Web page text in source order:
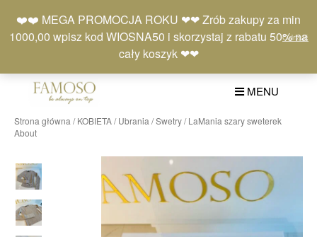
❤️❤️ MEGA PROMOCJA ROKU ❤❤ Zrób zakupy za min
1000,00 wpisz kod WIOSNA50 i skorzystaj z rabatu 50% na
cały koszyk ❤❤
Odrzuć
content
Moje
konto
Lista
życzeń
Koszyk
(0)
MENU
Strona główna /KOBIETA/Ubrania /Swetry/ LaMania szary sweterek
About